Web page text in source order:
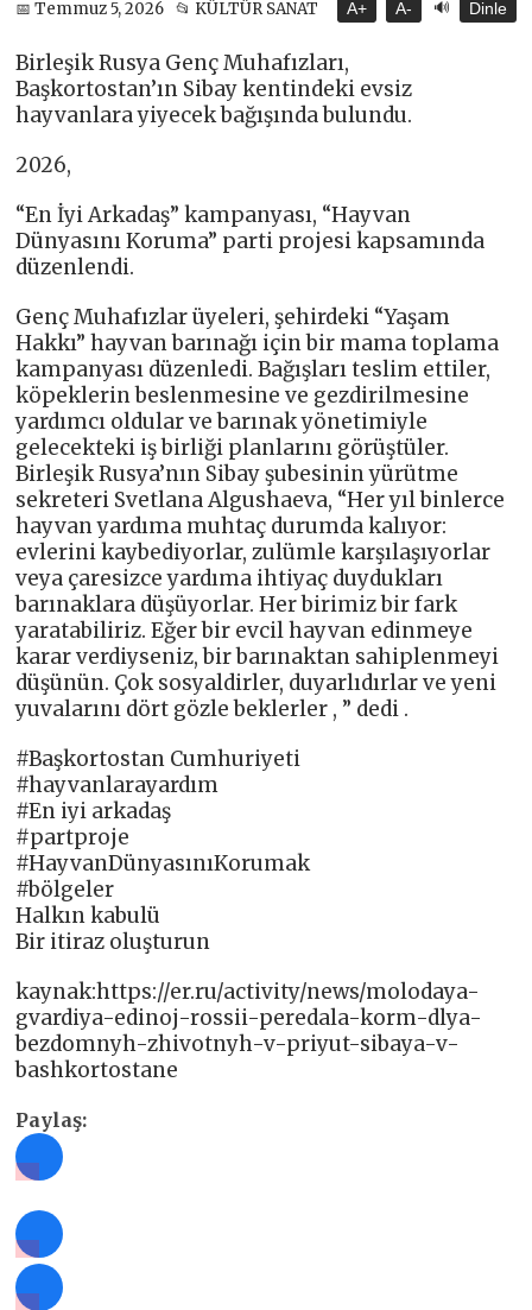
📅 Temmuz 5, 2026 📂 KÜLTÜR SANAT A+ A- 🔊 Dinle
Birleşik Rusya Genç Muhafızları,
Başkortostan’ın Sibay kentindeki evsiz
hayvanlara yiyecek bağışında bulundu.
2026,
“En İyi Arkadaş” kampanyası, “Hayvan
Dünyasını Koruma” parti projesi kapsamında
düzenlendi.
Genç Muhafızlar üyeleri, şehirdeki “Yaşam
Hakkı” hayvan barınağı için bir mama toplama
kampanyası düzenledi. Bağışları teslim ettiler,
köpeklerin beslenmesine ve gezdirilmesine
yardımcı oldular ve barınak yönetimiyle
gelecekteki iş birliği planlarını görüştüler.
Birleşik Rusya’nın Sibay şubesinin yürütme
sekreteri Svetlana Algushaeva, “Her yıl binlerce
hayvan yardıma muhtaç durumda kalıyor:
evlerini kaybediyorlar, zulümle karşılaşıyorlar
veya çaresizce yardıma ihtiyaç duydukları
barınaklara düşüyorlar. Her birimiz bir fark
yaratabiliriz. Eğer bir evcil hayvan edinmeye
karar verdiyseniz, bir barınaktan sahiplenmeyi
düşünün. Çok sosyaldirler, duyarlıdırlar ve yeni
yuvalarını dört gözle beklerler , ” dedi .
#Başkortostan Cumhuriyeti
#hayvanlarayardım
#En iyi arkadaş
#partproje
#HayvanDünyasınıKorumak
#bölgeler
Halkın kabulü
Bir itiraz oluşturun
kaynak:https://er.ru/activity/news/molodaya-
gvardiya-edinoj-rossii-peredala-korm-dlya-
bezdomnyh-zhivotnyh-v-priyut-sibaya-v-
bashkortostane
Paylaş: